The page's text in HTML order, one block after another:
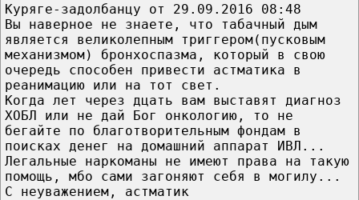
Куряге-задолбанцу от 29.09.2016 08:48
Вы наверное не знаете, что табачный дым
является великолепным триггером(пусковым
механизмом) бронхоспазма, который в свою
очередь способен привести астматика в
реанимацию или на тот свет.
Когда лет через дцать вам выставят диагноз
ХОБЛ или не дай Бог онкологию, то не
бегайте по благотворительным фондам в
поисках денег на домашний аппарат ИВЛ...
Легальные наркоманы не имеют права на такую
помощь, мбо сами загоняют себя в могилу...
С неуважением, астматик